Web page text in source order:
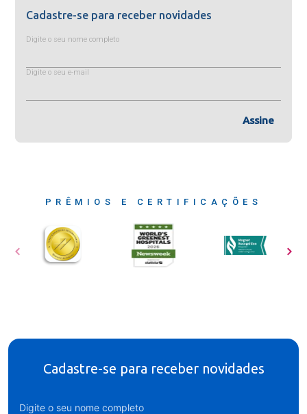
Cadastre-se para receber novidades
Digite o seu nome completo
Digite o seu e-mail
Assine
PRÊMIOS E CERTIFICAÇÕES
Cadastre-se para receber novidades